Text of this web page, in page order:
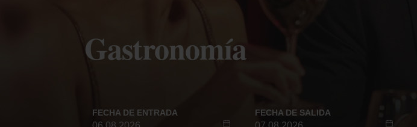
Gastronomía
FECHA DE ENTRADA FECHA DE SALIDA